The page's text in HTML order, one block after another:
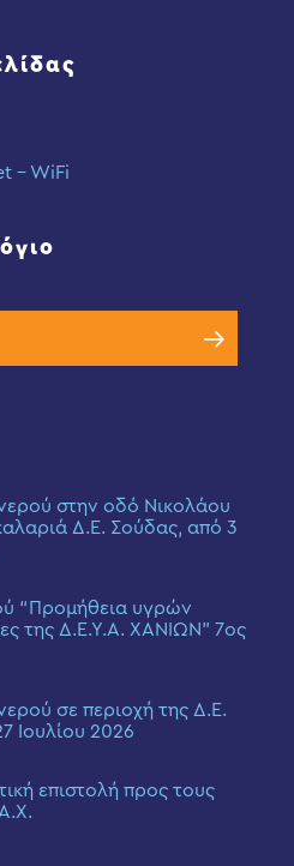
– WiFi
στην οδό Νικολάου
Δ.Ε. Σούδας, από 3
“Προμήθεια υγρών
της Δ.Ε.Υ.Α. ΧΑΝΙΩΝ” 7ος
σε περιοχή της Δ.Ε.
Ιουλίου 2026
επιστολή προς τους